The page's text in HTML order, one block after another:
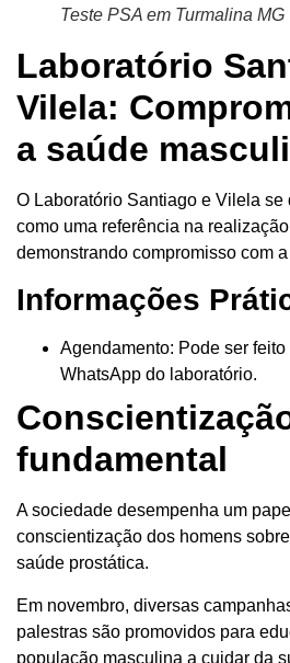
Teste PSA em Turmalina MG
Laboratório
Vilela:
a saúde
O Laboratório Santiago e Vilela se
como uma referência na
demonstrando compromisso com
Informações
Agendamento: Pode ser
WhatsApp do laboratório.
fundamental
A sociedade desempenha um
conscientização dos homens
saúde prostática.
Em novembro, diversas
palestras são promovidos para
população masculina a cuidar da